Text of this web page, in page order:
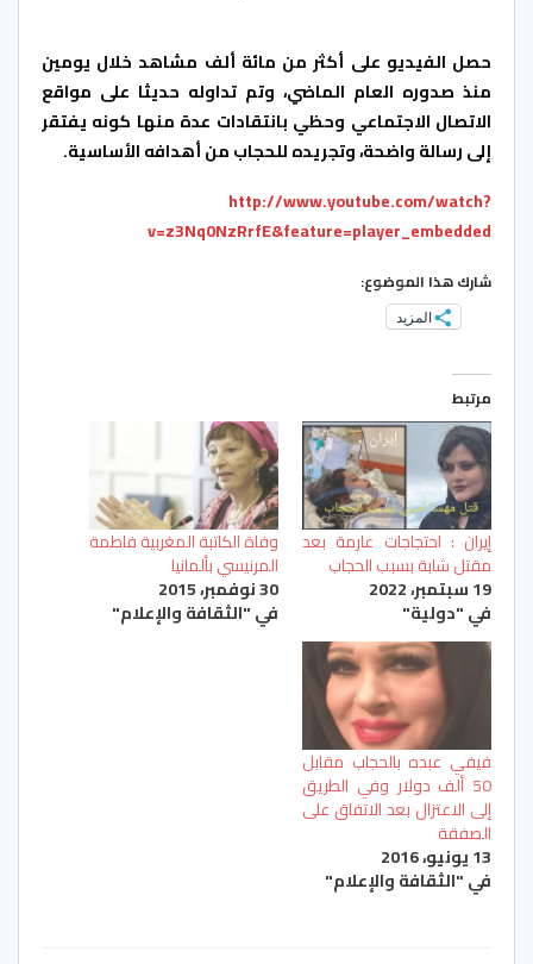
حصل الفيديو على أكثر من مائة ألف مشاهد خلال يومين
منذ صدوره العام الماضي، وتم تداوله حديثا على مواقع
الاتصال الاجتماعي وحظي بانتقادات عدة منها كونه يفتقر
إلى رسالة واضحة، وتجريده للحجاب من أهدافه الأساسية.
http://www.youtube.com/watch?
v=z3Nq0NzRrfE&feature=player_embedded
شارك هذا الموضوع:
المزيد
مرتبط
إيران : احتجاجات عارمة بعد
مقتل شابة بسبب الحجاب
19 سبتمبر، 2022
في "دولية"
وفاة الكاتبة المغربية فاطمة
المرنيسي بألمانيا
30 نوفمبر، 2015
في "الثقافة والإعلام"
فيفي عبده بالحجاب مقابل
50 ألف دولار وفي الطريق
إلى الاعتزال بعد الاتفاق على
الصفقة
13 يونيو، 2016
في "الثقافة والإعلام"